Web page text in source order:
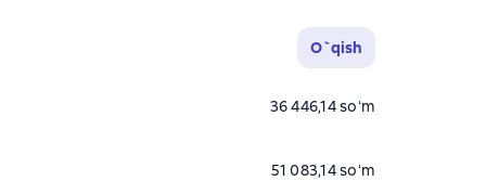
O`qish
36 446,14 soʻm
51 083,14 soʻm